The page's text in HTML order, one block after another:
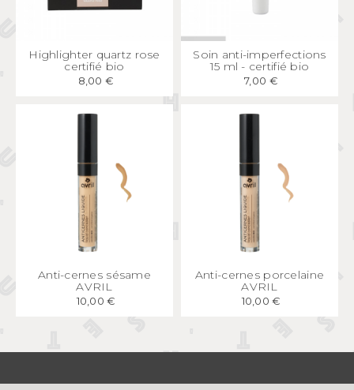
APERÇU RAPIDE
Highlighter quartz rose
certifié bio
8,00 €
APERÇU RAPIDE
Soin anti-imperfections
15 ml - certifié bio
7,00 €
APERÇU
Anti-cernes sésame
AVRIL
10,00 €
APERÇU RAPIDE
Anti-cernes porcelaine
AVRIL
10,00 €